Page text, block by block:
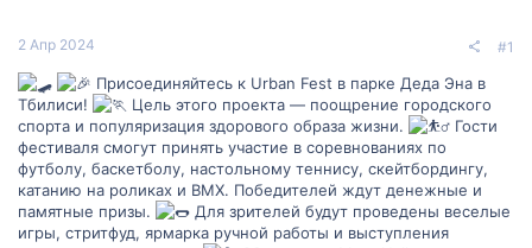
2 Апр 2024 #1
Присоединяйтесь к Urban Fest в парке Деда Эна в
Тбилиси!
Цель этого проекта — поощрение городского
спорта и популяризация здорового образа жизни.
Гости
фестиваля смогут принять участие в соревнованиях по
футболу, баскетболу, настольному теннису, скейтбордингу,
катанию на роликах и BMX. Победителей ждут денежные и
памятные призы.
Для зрителей будут проведены веселые
игры, стритфуд, ярмарка ручной работы и выступления